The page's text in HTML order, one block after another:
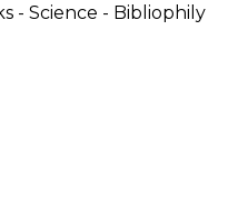
- Science - Bibliophily